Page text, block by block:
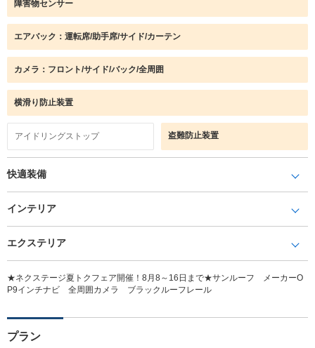
障害物センサー
エアバック：運転席/助手席/サイド/カーテン
カメラ：フロント/サイド/バック/全周囲
横滑り防止装置
アイドリングストップ 盗難防止装置
快適装備
インテリア
エクステリア
★ネクステージ夏トクフェア開催！8月8～16日まで★サンルーフ メーカーO
P9インチナビ 全周囲カメラ ブラックルーフレール
プラン